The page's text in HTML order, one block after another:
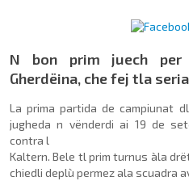
N bon prim juech
Gherdëina, che fej tla
La prima partida de campiunat
jugheda n vënderdi ai 19 de
contra l
Kaltern. Bele tl prim turnus àla
chiedli deplù permez ala scuadra